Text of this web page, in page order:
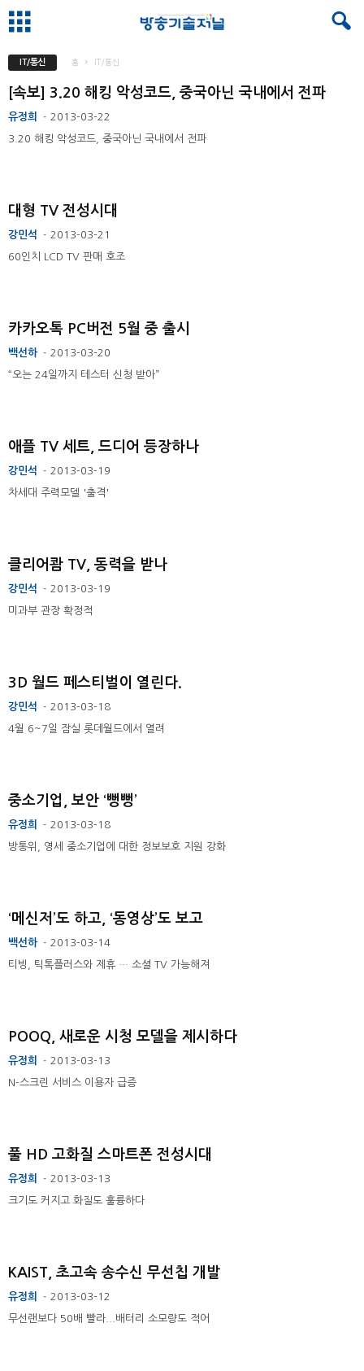
IT/통신 홈 IT/통신
[속보] 3.20 해킹 악성코드, 중국아닌 국내에서 전파
유정희 - 2013-03-22
3.20 해킹 악성코드, 중국아닌 국내에서 전파
대형 TV 전성시대
강민석 - 2013-03-21
60인치 LCD TV 판매 호조
카카오톡 PC버전 5월 중 출시
백선하 - 2013-03-20
“오는 24일까지 테스터 신청 받아”
애플 TV 세트, 드디어 등장하나
강민석 - 2013-03-19
차세대 주력모델 '출격'
클리어쾀 TV, 동력을 받나
강민석 - 2013-03-19
미과부 관장 확정적
3D 월드 페스티벌이 열린다.
강민석 - 2013-03-18
4월 6~7일 잠실 롯데월드에서 열려
중소기업, 보안 ‘뻥뻥’
유정희 - 2013-03-18
방통위, 영세 중소기업에 대한 정보보호 지원 강화
‘메신저’도 하고, ‘동영상’도 보고
백선하 - 2013-03-14
티빙, 틱톡플러스와 제휴 … 소셜 TV 가능해져
POOQ, 새로운 시청 모델을 제시하다
유정희 - 2013-03-13
N-스크린 서비스 이용자 급증
풀 HD 고화질 스마트폰 전성시대
유정희 - 2013-03-13
크기도 커지고 화질도 훌륭하다
KAIST, 초고속 송수신 무선칩 개발
유정희 - 2013-03-12
무선랜보다 50배 빨라...배터리 소모량도 적어